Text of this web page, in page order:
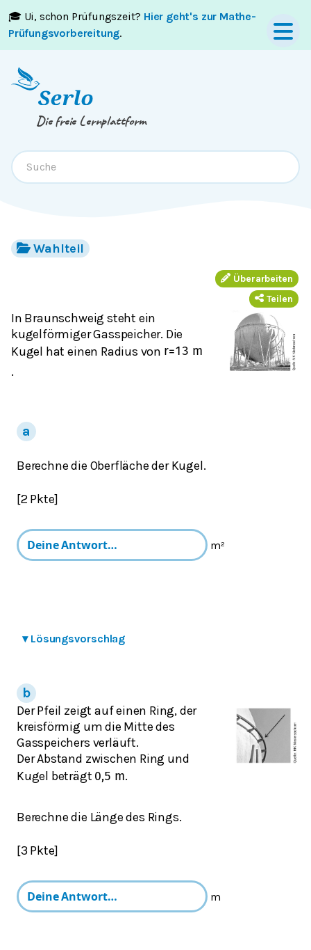
🎓 Ui, schon Prüfungszeit? Hier geht's zur Mathe-
Prüfungsvorbereitung.
Springe zumInhaltoderFooter
Die freie Lernplattform
Wahlteil
Überarbeiten
Teilen
In Braunschweig steht ein
kugelförmiger Gasspeicher. Die
Kugel hat einen Radius von r=13 m
.
Berechne die Oberfläche der Kugel.
[2 Pkte]
m²
▾ Lösungsvorschlag
Der Pfeil zeigt auf einen Ring, der
kreisförmig um die Mitte des
Gasspeichers verläuft.
Der Abstand zwischen Ring und
Kugel beträgt 0,5 m.
Berechne die Länge des Rings.
[3 Pkte]
m